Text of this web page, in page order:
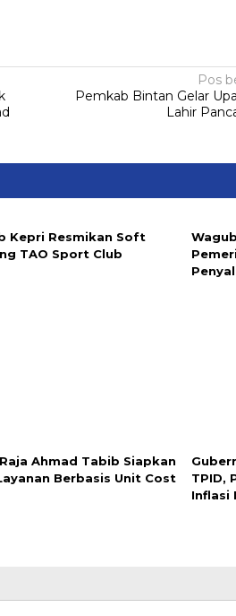
Pos
Pemkab Bintan Gelar
Lahir
Kepri Resmikan Soft
TAO Sport Club
Raja Ahmad Tabib Siapkan
Berbasis Unit Cost
TPID,
Inflasi